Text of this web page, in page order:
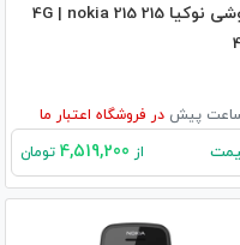
گوشی نوکیا 215 4G | nokia 215
در فروشگاه اعتبار ما
از تومان